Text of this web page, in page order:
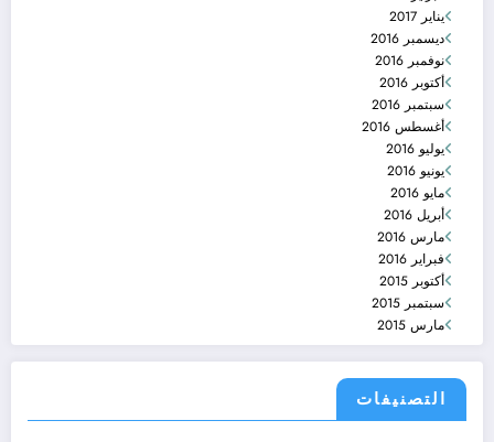
يناير 2017
ديسمبر 2016
نوفمبر 2016
أكتوبر 2016
سبتمبر 2016
أغسطس 2016
يوليو 2016
يونيو 2016
مايو 2016
أبريل 2016
مارس 2016
فبراير 2016
أكتوبر 2015
سبتمبر 2015
مارس 2015
التصنيفات